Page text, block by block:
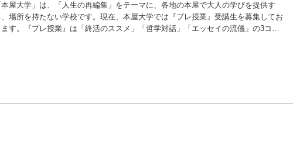
本屋大学」は、「人生の再編集」をテーマに、各地の本屋で大人の学びを提供す
、場所を持たない学校です。現在、本屋大学では『プレ授業』受講生を募集してお
ます。『プレ授業』は「終活のススメ」「哲学対話」「エッセイの流儀」の3コー